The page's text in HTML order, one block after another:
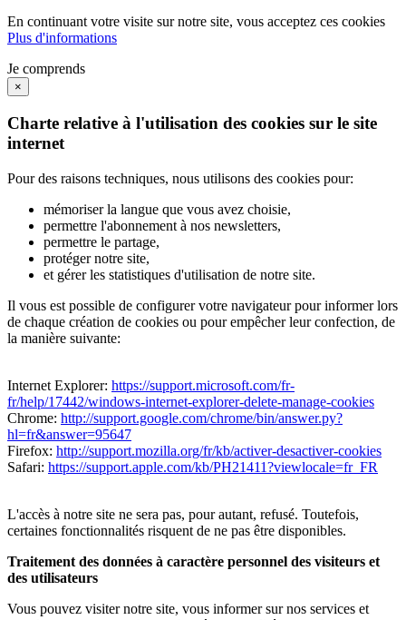
En continuant votre visite sur notre site, vous acceptez ces cookies
Plus d'informations
Je comprends
×
Charte relative à l'utilisation des cookies sur le site
internet
Pour des raisons techniques, nous utilisons des cookies pour:
mémoriser la langue que vous avez choisie,
permettre l'abonnement à nos newsletters,
permettre le partage,
protéger notre site,
et gérer les statistiques d'utilisation de notre site.
Il vous est possible de configurer votre navigateur pour informer lors
de chaque création de cookies ou pour empêcher leur confection, de
la manière suivante:
Internet Explorer: https://support.microsoft.com/fr-
fr/help/17442/windows-internet-explorer-delete-manage-cookies
Chrome: http://support.google.com/chrome/bin/answer.py?
hl=fr&answer=95647
Firefox: http://support.mozilla.org/fr/kb/activer-desactiver-cookies
Safari: https://support.apple.com/kb/PH21411?viewlocale=fr_FR
L'accès à notre site ne sera pas, pour autant, refusé. Toutefois,
certaines fonctionnalités risquent de ne pas être disponibles.
Traitement des données à caractère personnel des visiteurs et
des utilisateurs
Vous pouvez visiter notre site, vous informer sur nos services et